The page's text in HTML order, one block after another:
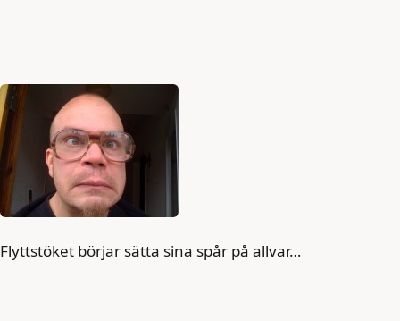
Flyttstöket börjar sätta sina spår på allvar…